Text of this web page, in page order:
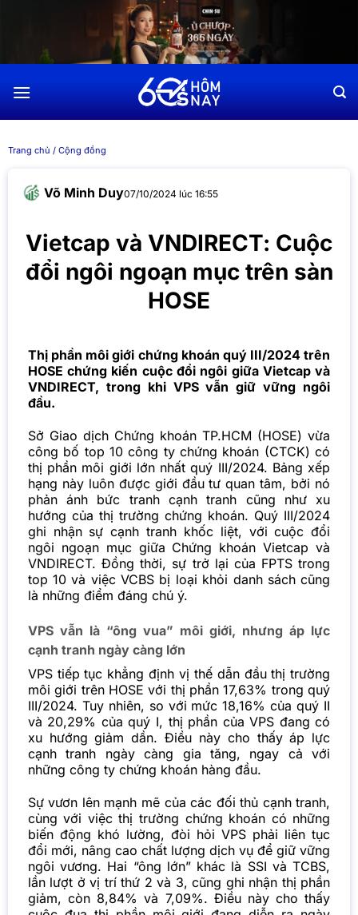
dung
Trang chủ / Cộng đồng
Võ Minh Duy07/10/2024 lúc 16:55
Vietcap và VNDIRECT: Cuộc
đổi ngôi ngoạn mục trên sàn
HOSE
Thị phần môi giới chứng khoán quý III/2024 trên
HOSE chứng kiến cuộc đổi ngôi giữa Vietcap và
VNDIRECT, trong khi VPS vẫn giữ vững ngôi
đầu.
Sở Giao dịch Chứng khoán TP.HCM (HOSE) vừa
công bố top 10 công tychứng khoán (CTCK) có
thị phần môi giới lớn nhất quý III/2024. Bảng xếp
hạng này luôn được giới đầu tư quan tâm, bởi nó
phản ánh bức tranh cạnh tranh cũng như xu
hướng của thị trường chứng khoán. Quý III/2024
ghi nhận sự cạnh tranh khốc liệt, với cuộc đổi
ngôi ngoạn mục giữa Chứng khoán Vietcap và
VNDIRECT. Đồng thời, sự trở lại của FPTS trong
top 10 và việc VCBS bị loại khỏi danh sách cũng
là những điểm đáng chú ý.
VPS vẫn là “ông vua” môi giới, nhưng áp lực
cạnh tranh ngày càng lớn
VPS tiếp tục khẳng định vị thế dẫn đầu thị trường
môi giới trên HOSE với thị phần 17,63% trong quý
III/2024. Tuy nhiên, so với mức 18,16% của quý II
và 20,29% của quý I, thị phần của VPS đang có
xu hướng giảm dần. Điều này cho thấy áp lực
cạnh tranh ngày càng gia tăng, ngay cả với
những công ty chứng khoán hàng đầu.
Sự vươn lên mạnh mẽ của các đối thủ cạnh tranh,
cùng với việc thị trường chứng khoán có những
biến động khó lường, đòi hỏi VPS phải liên tục
đổi mới, nâng cao chất lượng dịch vụ để giữ vững
ngôi vương. Hai “ông lớn” khác là SSI và TCBS,
lần lượt ở vị trí thứ 2 và 3, cũng ghi nhận thị phần
giảm, còn 8,84% và 7,09%. Điều này cho thấy